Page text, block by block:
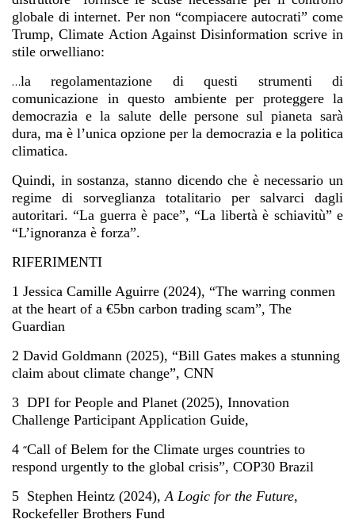
globale di internet. Per non “compiacere autocrati” come
Trump, Climate Action Against Disinformation scrive in
stile orwelliano:
…la regolamentazione di questi strumenti di
comunicazione in questo ambiente per proteggere la
democrazia e la salute delle persone sul pianeta sarà
dura, ma è l’unica opzione per la democrazia e la politica
climatica.
Quindi, in sostanza, stanno dicendo che è necessario un
regime di sorveglianza totalitario per salvarci dagli
autoritari. “La guerra è pace”, “La libertà è schiavitù” e
“L’ignoranza è forza”.
RIFERIMENTI
1 Jessica Camille Aguirre (2024), “The warring conmen
at the heart of a €5bn carbon trading scam”, The
Guardian
2 David Goldmann (2025), “Bill Gates makes a stunning
claim about climate change”, CNN
3 DPI for People and Planet (2025), Innovation
Challenge Participant Application Guide,
4 “Call of Belem for the Climate urges countries to
respond urgently to the global crisis”, COP30 Brazil
5 Stephen Heintz (2024),A Logic for the Future,
Rockefeller Brothers Fund